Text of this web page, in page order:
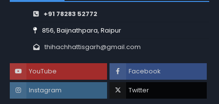
+91 78283 52772
856, Baijnathpara, Raipur
thihachhattisgarh@gmail.com
YouTube Facebook
Instagram Twitter